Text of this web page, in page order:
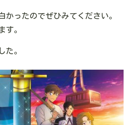
かったのでぜひみてください。
す。
た。